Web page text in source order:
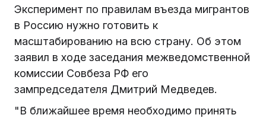
Эксперимент по правилам въезда мигрантов
в Россию нужно готовить к
масштабированию на всю страну. Об этом
заявил в ходе заседания межведомственной
комиссии Совбеза РФ его
зампредседателя Дмитрий Медведев.
"В ближайшее время необходимо принять